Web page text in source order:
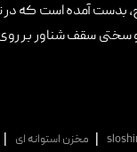
بدست آمده است که
سختی سقف شناور بر
مخزن استوانه ای